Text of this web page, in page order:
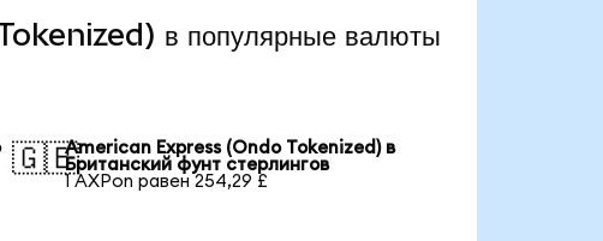
в популярные валюты
🇬🇧American Express (Ondo Tokenized) в
Британский фунт стерлингов
1 AXPon равен 254,29 £